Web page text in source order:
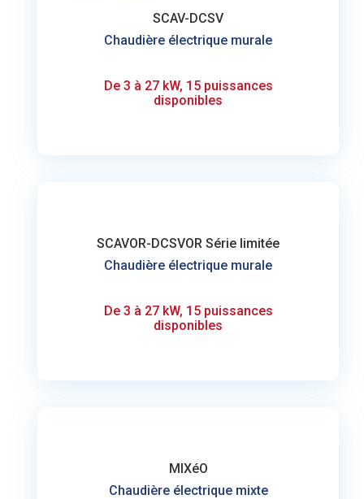
SCAV-DCSV
Chaudière électrique murale
De 3 à 27 kW, 15 puissances
disponibles
SCAVOR-DCSVOR Série limitée
Chaudière électrique murale
De 3 à 27 kW, 15 puissances
disponibles
MIXéO
Chaudière électrique mixte